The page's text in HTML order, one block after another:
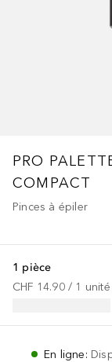
PRO
COMPACT
Pinces à épiler
1 pièce
CHF 14.90 / 1 unité
En ligne: